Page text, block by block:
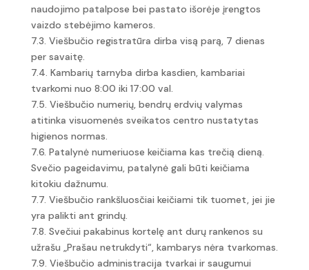
naudojimo patalpose bei pastato išorėje įrengtos
vaizdo stebėjimo kameros.
7.3. Viešbučio registratūra dirba visą parą, 7 dienas
per savaitę.
7.4. Kambarių tarnyba dirba kasdien, kambariai
tvarkomi nuo 8:00 iki 17:00 val.
7.5. Viešbučio numerių, bendrų erdvių valymas
atitinka visuomenės sveikatos centro nustatytas
higienos normas.
7.6. Patalynė numeriuose keičiama kas trečią dieną.
Svečio pageidavimu, patalynė gali būti keičiama
kitokiu dažnumu.
7.7. Viešbučio rankšluosčiai keičiami tik tuomet, jei jie
yra palikti ant grindų.
7.8. Svečiui pakabinus kortelę ant durų rankenos su
užrašu „Prašau netrukdyti“, kambarys nėra tvarkomas.
7.9. Viešbučio administracija tvarkai ir saugumui